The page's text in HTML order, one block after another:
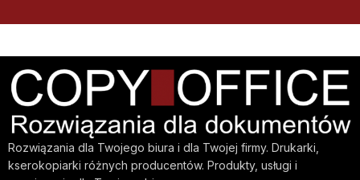
Rozwiązania dla Twojego biura i dla Twojej firmy. Drukarki,
kserokopiarki różnych producentów. Produkty, usługi i